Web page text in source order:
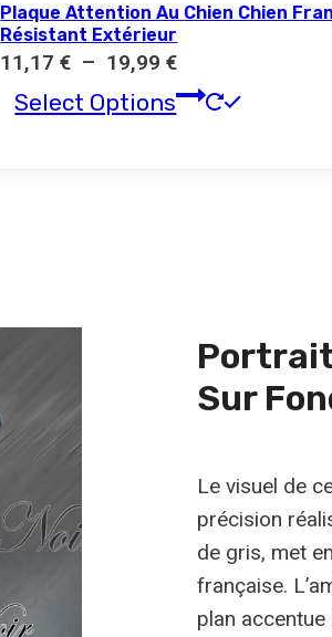
Plaque Attention Au Chien Chien
Résistant Extérieur
11,17€ – 19,99€Plage
de
Select Options
être
choisies
page
du
produit
Sur
Le visuel de
précision
de gris, met
française.
plan